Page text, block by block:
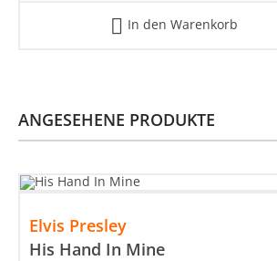
In den Warenkorb
ANGESEHENE PRODUKTE
Elvis Presley
His Hand In Mine